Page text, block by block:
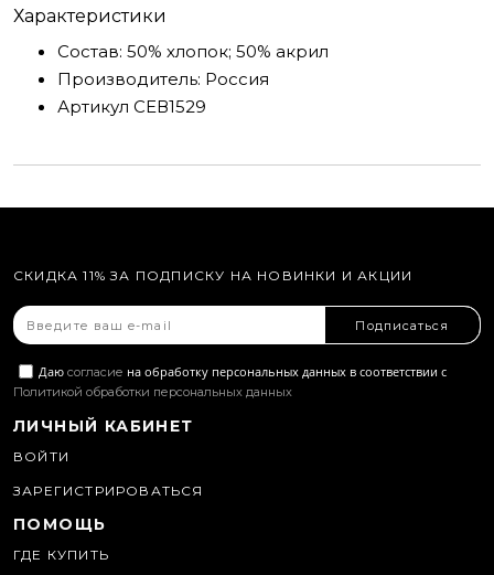
Характеристики
Состав: 50% хлопок; 50% акрил
Производитель: Россия
Артикул СЕВ1529
СКИДКА 11% ЗА ПОДПИСКУ НА НОВИНКИ И АКЦИИ
Подписаться
Даю согласие на обработку персональных данных в соответствии с
Политикой обработки персональных данных
ЛИЧНЫЙ КАБИНЕТ
ВОЙТИ
ЗАРЕГИСТРИРОВАТЬСЯ
ПОМОЩЬ
ГДЕ КУПИТЬ